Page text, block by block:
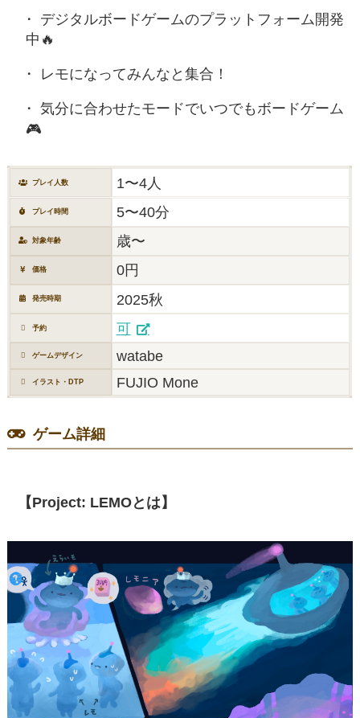
デジタルボードゲームのプラットフォーム開発
中🔥
レモになってみんなと集合！
気分に合わせたモードでいつでもボードゲーム
🎮
プレイ人数 1〜4人
プレイ時間 5〜40分
対象年齢 歳〜
価格 0円
発売時期 2025秋
予約 可
ゲームデザイン watabe
イラスト・DTP FUJIO Mone
ゲーム詳細
【Project: LEMOとは】